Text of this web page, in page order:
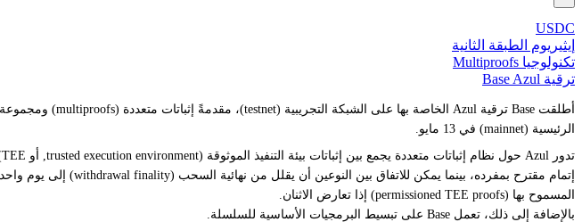
USDC
إيثيريوم الطبقة الثانية
تكنولوجيا Multiproofs
ترقية Base Azul
الرئيسية (mainnet) في 13 مايو.
المسموح بها (permissioned TEE proofs) إذا تعارض الاثنان.
بالإضافة إلى ذلك، تعمل Base على تبسيط البرمجيات الأساسية للسلسلة.